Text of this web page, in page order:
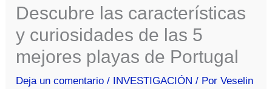
Descubre las características
y curiosidades de las 5
mejores playas de Portugal
Deja un comentario / INVESTIGACIÓN / PorVeselin